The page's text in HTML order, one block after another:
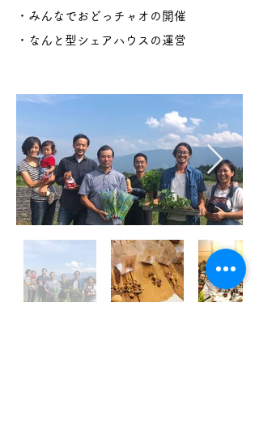
・みんなでおどっチャオの開催
・なんと型シェアハウスの運営